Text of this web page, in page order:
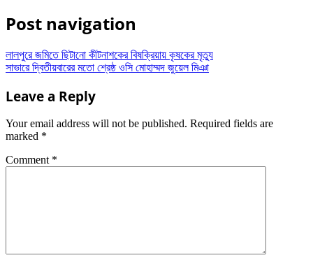
Post navigation
লালপুরে জমিতে ছিটানো কীটনাশকের বিষক্রিয়ায় কৃষকের মৃত্যু
সাভারে দ্বিতীয়বারের মতো শ্রেষ্ঠ ওসি মোহাম্মদ জুয়েল মিঞা
Leave a Reply
Your email address will not be published. Required fields are
marked *
Comment *